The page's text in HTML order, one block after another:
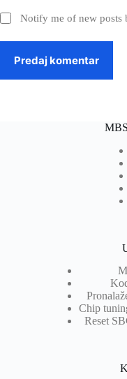
Notify me of new posts
Predaj komentar
Chip
Reset